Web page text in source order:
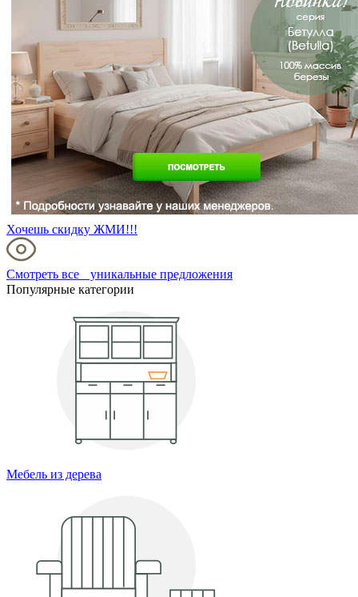
Хочешь скидку ЖМИ!!!
Смотреть все уникальные предложения
Популярные категории
Мебель из дерева